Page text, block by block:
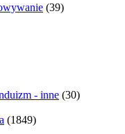
(39)
- inne (30)
(1849)